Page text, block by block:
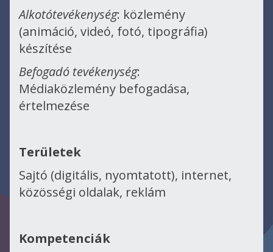
Alkotótevékenység: közlemény
(animáció, videó, fotó, tipográfia)
készítése
Befogadó tevékenység:
Médiaközlemény befogadása,
értelmezése
Területek
Sajtó (digitális, nyomtatott), internet,
közösségi oldalak, reklám
Kompetenciák